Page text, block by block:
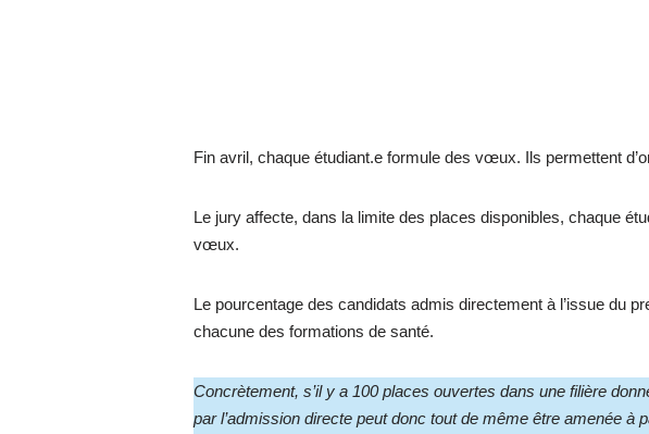
Fin avril, chaque étudiant.e formule des vœux. Ils permettent
Le jury affecte, dans la limite des places disponibles, chaque
vœux.
Le pourcentage des candidats admis directement à l’issue du
chacune des formations de santé.
Concrètement, s’il y a 100 places ouvertes dans une filière
par l’admission directe peut donc tout de même être amenée